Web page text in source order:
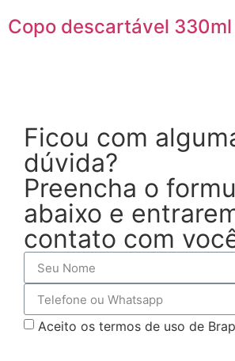
Copo descartável 330ml
Ficou com
dúvida?
Preencha o
abaixo e
contato com
Aceito os termos de uso de